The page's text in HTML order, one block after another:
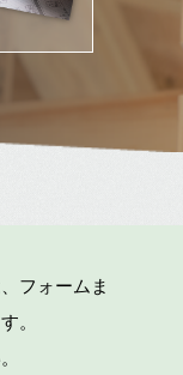
フォームま
。